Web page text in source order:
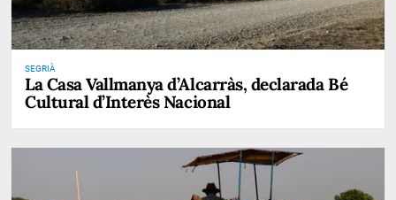
SEGRIÀ
La Casa Vallmanya d’Alcarràs, declarada Bé
Cultural d’Interès Nacional